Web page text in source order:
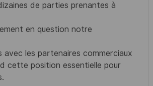
de parties prenantes à
en question notre
les partenaires commerciaux
cette position essentielle pour